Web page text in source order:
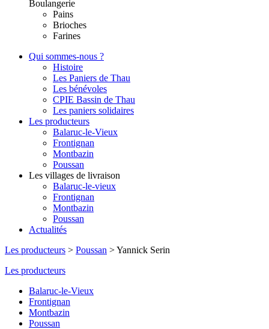
Boulangerie
Pains
Brioches
Farines
Qui sommes-nous ?
Histoire
Les Paniers de Thau
Les bénévoles
CPIE Bassin de Thau
Les paniers solidaires
Les producteurs
Balaruc-le-Vieux
Frontignan
Montbazin
Poussan
Les villages de livraison
Balaruc-le-vieux
Frontignan
Montbazin
Poussan
Actualités
Les producteurs > Poussan >Yannick Serin
Les producteurs
Balaruc-le-Vieux
Frontignan
Montbazin
Poussan